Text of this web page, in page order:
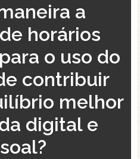
a
horários
o uso do
contribuir
melhor
digital e